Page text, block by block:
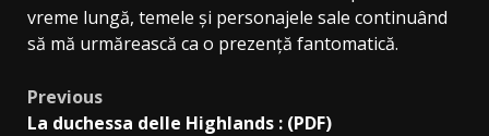
vreme lungă, temele și personajele sale continuând
să mă urmărească ca o prezență fantomatică.
Previous
La duchessa delle Highlands : (PDF)